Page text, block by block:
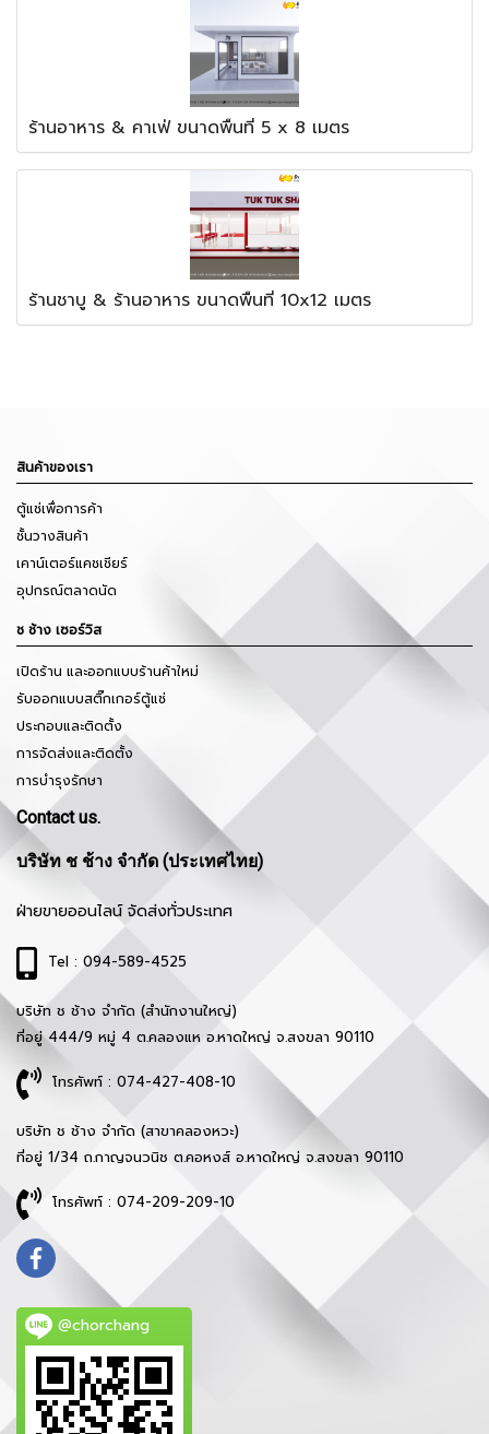
ร้านอาหาร & คาเฟ่ ขนาดพื้นที่ 5 x 8 เมตร
ร้านชาบู & ร้านอาหาร ขนาดพื้นที่ 10x12 เมตร
สินค้าของเรา
ตู้แช่เพื่อการค้า
ชั้นวางสินค้า
เคาน์เตอร์แคชเชียร์
อุปกรณ์ตลาดนัด
ช ช้าง เซอร์วิส
เปิดร้าน และออกแบบร้านค้าใหม่
รับออกแบบสติ๊กเกอร์ตู้แช่
ประกอบและติดตั้ง
การจัดส่งและติดตั้ง
การบำรุงรักษา
Contact us.
บริษัท ช ช้าง จำกัด (ประเทศไทย)
ฝ่ายขายออนไลน์ จัดส่งทั่วประเทศ
Tel : 094-589-4525
บริษัท ช ช้าง จำกัด (สำนักงานใหญ่)
ที่อยู่ 444/9 หมู่ 4 ต.คลองแห อ.หาดใหญ่ จ.สงขลา 90110
โทรศัพท์ : 074-427-408-10
บริษัท ช ช้าง จำกัด (สาขาคลองหวะ)
ที่อยู่ 1/34 ถ.กาญจนวนิช ต.คอหงส์ อ.หาดใหญ่ จ.สงขลา 90110
โทรศัพท์ : 074-209-209-10
@chorchang